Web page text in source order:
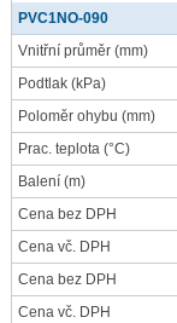
PVC1NO-090
Vnitřní průměr (mm)
Podtlak (kPa)
Poloměr ohybu (mm)
Prac. teplota (°C)
Balení (m)
Cena bez DPH
Cena vč. DPH
Cena bez DPH
Cena vč. DPH